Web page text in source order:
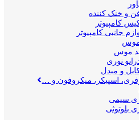
و خنک کننده
کامپیوتر
جانبی کامپیوتر
موس
نوری
و مبدل
اسپیکر، میکروفون و …
سیمی
بلوتوثی